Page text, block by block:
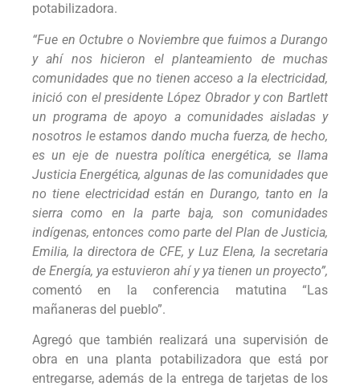
potabilizadora.
“Fue en Octubre o Noviembre que fuimos a Durango
y ahí nos hicieron el planteamiento de muchas
comunidades que no tienen acceso a la electricidad,
inició con el presidente López Obrador y con Bartlett
un programa de apoyo a comunidades aisladas y
nosotros le estamos dando mucha fuerza, de hecho,
es un eje de nuestra política energética, se llama
Justicia Energética, algunas de las comunidades que
no tiene electricidad están en Durango, tanto en la
sierra como en la parte baja, son comunidades
indígenas, entonces como parte del Plan de Justicia,
Emilia, la directora de CFE, y Luz Elena, la secretaria
de Energía, ya estuvieron ahí y ya tienen un proyecto”,
comentó en la conferencia matutina “Las
mañaneras del pueblo”.
Agregó que también realizará una supervisión de
obra en una planta potabilizadora que está por
entregarse, además de la entrega de tarjetas de los